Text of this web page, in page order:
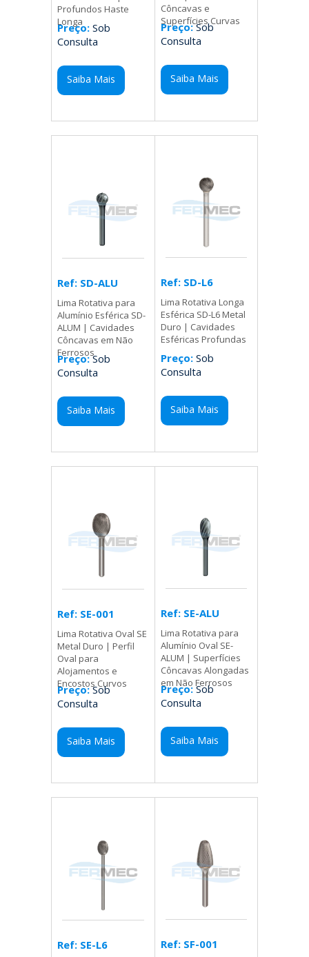
Profundos Haste
Longa
Preço: Sob
Consulta
Saiba Mais
Côncavas e
Superfícies Curvas
Preço:Sob
Consulta
Saiba Mais
Ref: SD-ALU
Lima Rotativa para
Alumínio Esférica SD-
ALUM | Cavidades
Côncavas em Não
Ferrosos
Preço:Sob
Consulta
Saiba Mais
Ref: SD-L6
Lima Rotativa Longa
Esférica SD-L6 Metal
Duro | Cavidades
Esféricas Profundas
Preço:Sob
Consulta
Saiba Mais
Ref: SE-001
Lima Rotativa Oval SE
Metal Duro | Perfil
Oval para
Alojamentos e
Encostos Curvos
Preço:Sob
Consulta
Saiba Mais
Ref: SE-ALU
Lima Rotativa para
Alumínio Oval SE-
ALUM | Superfícies
Côncavas Alongadas
em Não Ferrosos
Preço:Sob
Consulta
Saiba Mais
Ref: SE-L6 Ref: SF-001